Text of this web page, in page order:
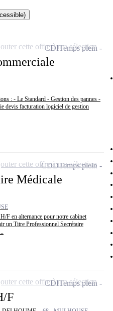
: - Le Standard - Gestion des pannes -
devis facturation logiciel de gestion
CDITemps plein
cette offre à ma sélection
Médicale
F en alternance pour notre cabinet
un Titre Professionnel Secrétaire
CDDTemps plein
cette offre à ma sélection
F
CDITemps plein
cette offre à ma sélection